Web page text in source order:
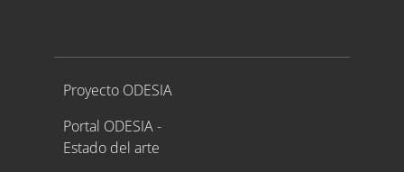
Proyecto ODESIA
Proyecto ODESIA
Portal ODESIA -
Estado del arte